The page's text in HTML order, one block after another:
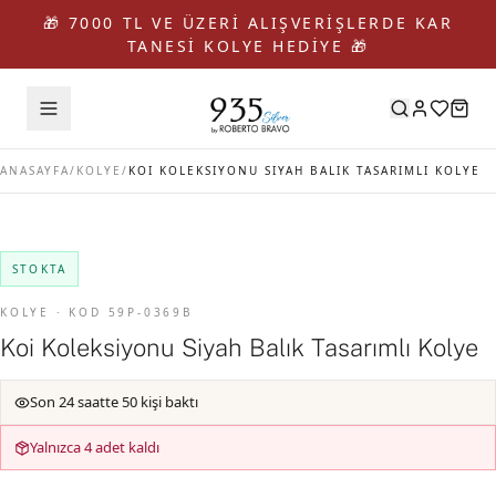
🎁 7000 TL VE ÜZERİ ALIŞVERİŞLERDE KAR
TANESİ KOLYE HEDİYE 🎁
ANASAYFA/ KOLYE / KOI KOLEKSIYONU SIYAH BALIK TASARIMLI KOLYE
STOKTA
KOLYE · KOD 59P-0369B
Koi Koleksiyonu Siyah Balık Tasarımlı Kolye
Son 24 saatte 50 kişi baktı
Yalnızca 4 adet kaldı